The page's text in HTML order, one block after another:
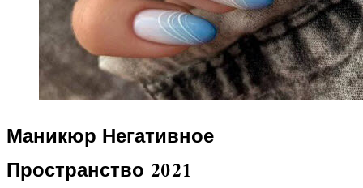
Маникюр Негативное
Пространство 2021